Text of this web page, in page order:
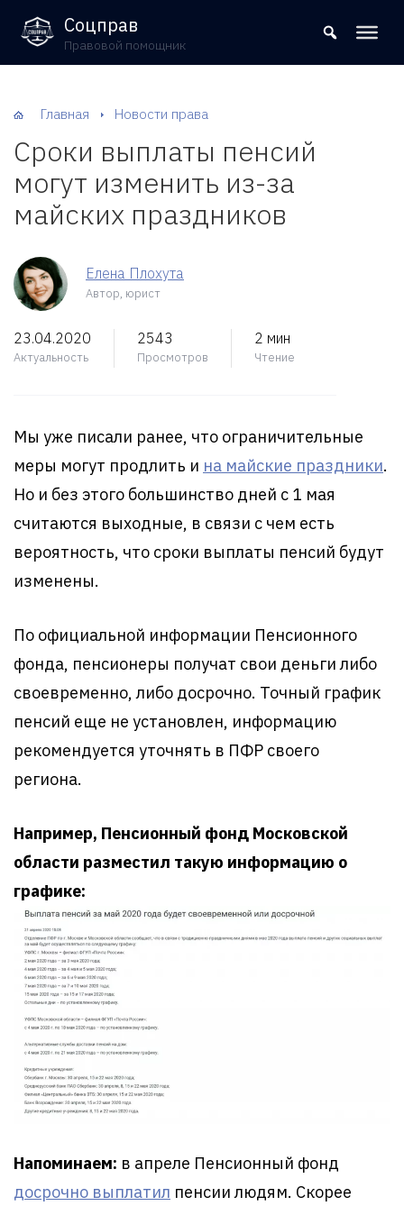
8 (800) 302-09-37
Соцправ
Правовой помощник
Главная Новости права
Сроки выплаты пенсий
могут изменить из-за
майских праздников
Елена Плохута
Автор, юрист
23.04.2020
Актуальность
2543
Просмотров
2 мин
Чтение
Мы уже писали ранее, что ограничительные
меры могут продлить и на майские праздники.
Но и без этого большинство дней с 1 мая
считаются выходные, в связи с чем есть
вероятность, что сроки выплаты пенсий будут
изменены.
По официальной информации Пенсионного
фонда, пенсионеры получат свои деньги либо
своевременно, либо досрочно. Точный график
пенсий еще не установлен, информацию
рекомендуется уточнять в ПФР своего
региона.
Например, Пенсионный фонд Московской
области разместил такую информацию о
графике:
Напоминаем: в апреле Пенсионный фонд
досрочно выплатил пенсии людям. Скорее